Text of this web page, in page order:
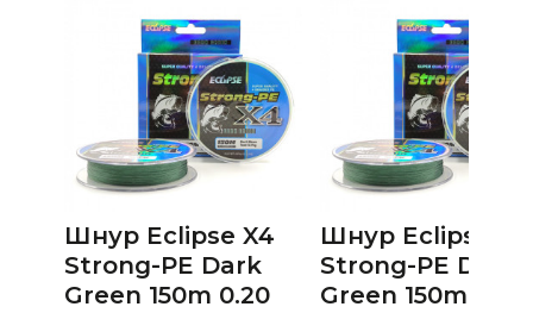
Шнур Eclipse X4
Strong-PE Dark
Green 150m 0.20
Шнур Eclipse X4
Strong-PE Dark
Green 150m 0.24